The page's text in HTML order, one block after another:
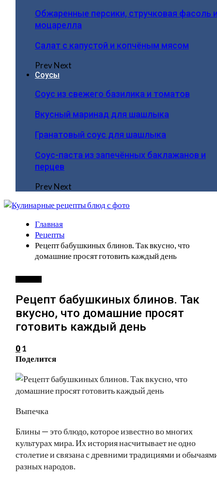
Обжаренные персики, стручковая фасоль
моцарелла
Салат с капустой и копчёным мясом
PrevNext
Соусы
Соус из свежего базилика и томатов
Вкусный маринад для шашлыка
Гранатовый соус для шашлыка
Соус-паста из запечённых баклажанов и
перцев
PrevNext
Главная
Рецепты
Рецепт бабушкиных блинов. Так вкусно, что
домашние просят готовить каждый день
Рецепт бабушкиных блинов. Так
вкусно, что домашние просят
готовить каждый день
0 1
Поделится
Выпечка
Блины — это блюдо, которое известно во многих
культурах мира. Их история насчитывает не одно
столетие и связана с древними традициями и
разных народов.